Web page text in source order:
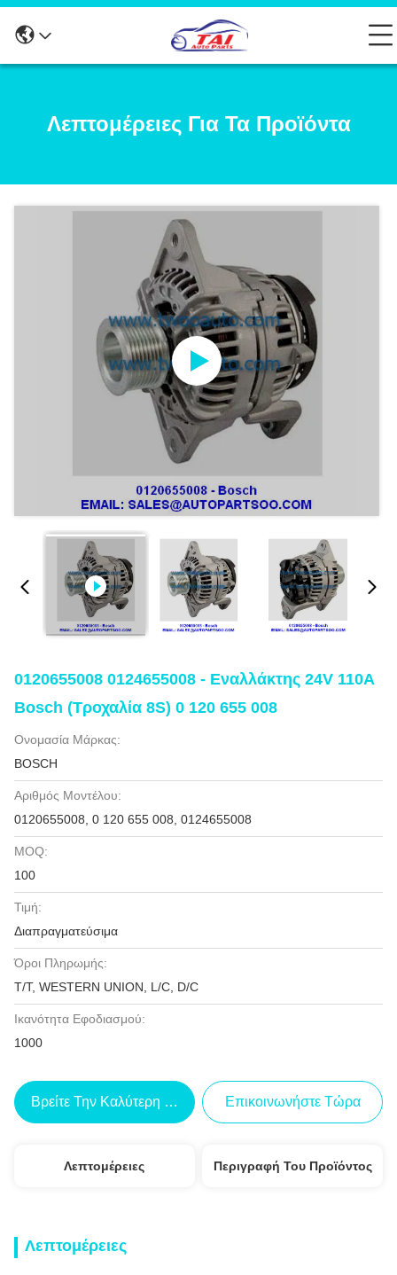
Λεπτομέρειες Για Τα Προϊόντα
0120655008 0124655008 - Εναλλάκτης 24V 110A
Bosch (τροχαλία 8S) 0 120 655 008
Ονομασία Μάρκας:
BOSCH
Αριθμός Μοντέλου:
0120655008, 0 120 655 008, 0124655008
MOQ:
100
Τιμή:
Διαπραγματεύσιμα
Όροι Πληρωμής:
T/T, WESTERN UNION, L/C, D/C
Ικανότητα Εφοδιασμού:
1000
Βρείτε Την Καλύτερη Τιμή Επικοινωνήστε Τώρα
Λεπτομέρειες Περιγραφή Του Προϊόντος
Λεπτομέρειες